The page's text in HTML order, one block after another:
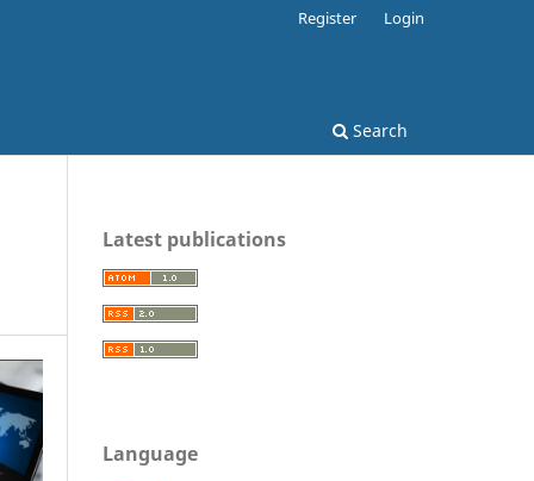
Search
Register Login
Latest publications
Language